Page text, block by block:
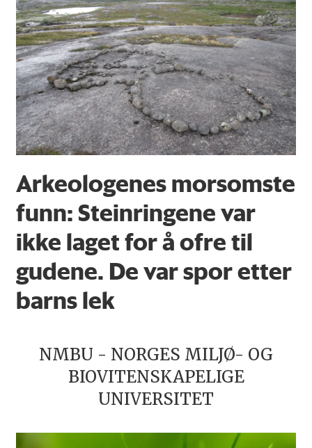
Arkeologenes morsomste
funn: Steinringene var
ikke laget for å ofre til
gudene. De var spor etter
barns lek
NMBU - NORGES MILJØ- OG
BIOVITENSKAPELIGE
UNIVERSITET